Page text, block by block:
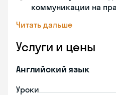
коммуникации на
Читать дальше
Услуги и цены
Английский язык
Уроки